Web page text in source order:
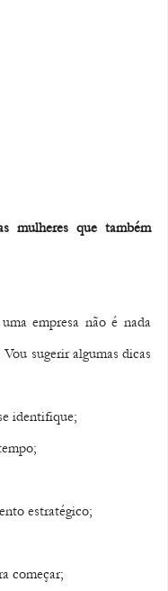
mulheres que também
empresa não é nada
sugerir algumas dicas
identifique;
estratégico;
começar;